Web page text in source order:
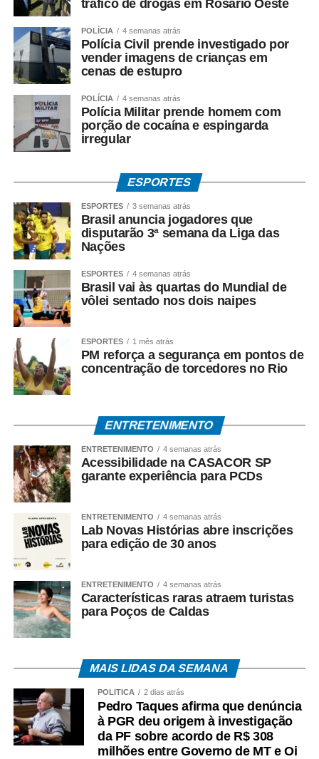
tráfico de drogas em Rosário Oeste
POLÍCIA 4 semanas atrás
Polícia Civil prende investigado por
vender imagens de crianças em
cenas de estupro
POLÍCIA 4 semanas atrás
Polícia Militar prende homem com
porção de cocaína e espingarda
irregular
ESPORTES
ESPORTES 3 semanas atrás
Brasil anuncia jogadores que
disputarão 3ª semana da Liga das
Nações
ESPORTES 4 semanas atrás
Brasil vai às quartas do Mundial de
vôlei sentado nos dois naipes
ESPORTES 1 mês atrás
PM reforça a segurança em pontos de
concentração de torcedores no Rio
ENTRETENIMENTO
ENTRETENIMENTO 4 semanas atrás
Acessibilidade na CASACOR SP
garante experiência para PCDs
ENTRETENIMENTO 4 semanas atrás
Lab Novas Histórias abre inscrições
para edição de 30 anos
ENTRETENIMENTO 4 semanas atrás
Características raras atraem turistas
para Poços de Caldas
MAIS LIDAS DA SEMANA
POLÍTICA 2 dias atrás
Pedro Taques afirma que denúncia
à PGR deu origem à investigação
da PF sobre acordo de R$ 308
milhões entre Governo de MT e Oi